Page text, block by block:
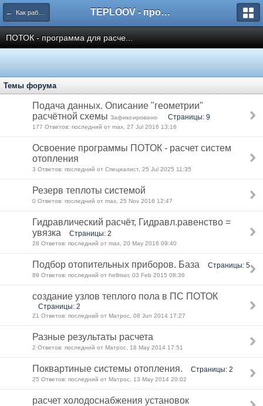
← Как работать с пакетом TeploOV? TEPLOOV - программный комплекс для расчёта систем отопления и вентиляции
ПОТОК - программа для расче...
Темы форума
Подача данных. Описание "геометрии"
расчётной схемы Зафиксировано Страницы: 9
177 Ответов: последний от max, 27 Jul 2016 13:16
Освоение программы ПОТОК - расчет систем
отопления
3 Ответов: последний от Специалист, 25 Jul 2025 11:35
Резерв теплоты системой
0 Ответов: последний от max, 25 Nov 2016 12:47
Гидравлический расчёт, Гидравл.равенство =
увязка
Страницы: 2
28 Ответов: последний от max, 20 May 2016 09:40
Подбор отопительных приборов. База Страницы: 5
89 Ответов: последний от hellriser, 03 Feb 2015 08:36
создание узлов теплого пола в ПС ПОТОК
Страницы: 2
21 Ответов: последний от Матрос, 08 Jun 2014 17:27
Разные результаты расчета
2 Ответов: последний от Матрос, 18 May 2014 17:51
Поквартиные системы отопления. Страницы: 2
25 Ответов: последний от Матрос, 13 May 2014 20:02
расчет холодоснабжения установок